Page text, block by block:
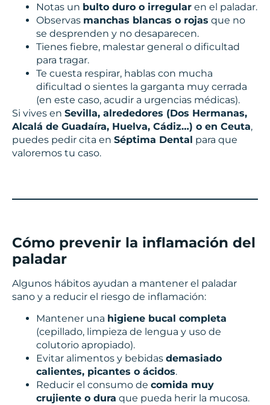
Notas un bulto duro o irregular en el paladar.
Observas manchas blancas o rojas que no
se desprenden y no desaparecen.
Tienes fiebre, malestar general o dificultad
para tragar.
Te cuesta respirar, hablas con mucha
dificultad o sientes la garganta muy cerrada
(en este caso, acudir a urgencias médicas).
Si vives en Sevilla, alrededores (Dos Hermanas,
Alcalá de Guadaíra, Huelva, Cádiz…) o en Ceuta,
puedes pedir cita en Séptima Dental para que
valoremos tu caso.
Cómo prevenir la inflamación del
paladar
Algunos hábitos ayudan a mantener el paladar
sano y a reducir el riesgo de inflamación:
Mantener una higiene bucal completa
(cepillado, limpieza de lengua y uso de
colutorio apropiado).
Evitar alimentos y bebidas demasiado
calientes, picantes o ácidos.
Reducir el consumo de comida muy
crujiente o dura que pueda herir la mucosa.